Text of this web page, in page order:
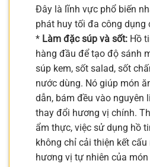
Đây là lĩnh vực phổ biến
phát huy tối đa công dụng
* Làm đặc súp và sốt: Hồ
hàng đầu để tạo độ sánh
súp kem, sốt salad, sốt
nước dùng. Nó giúp món
dẫn, bám đều vào nguyên
thay đổi hương vị chính.
ẩm thực, việc sử dụng hồ
không chỉ cải thiện kết
hương vị tự nhiên của